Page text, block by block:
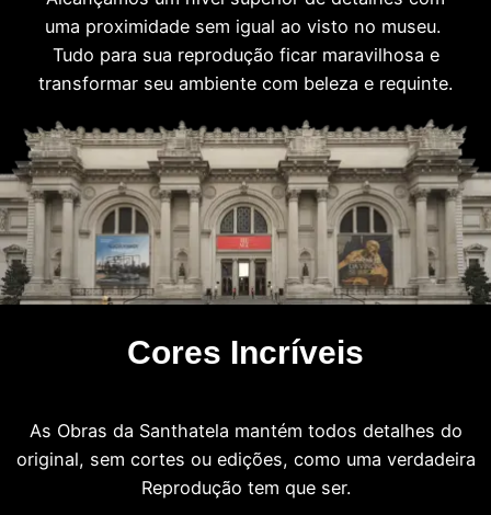
uma proximidade sem igual ao visto no museu.
Tudo para sua reprodução ficar maravilhosa e
transformar seu ambiente com beleza e requinte.
Cores Incríveis
As Obras da Santhatela mantém todos detalhes do
original, sem cortes ou edições, como uma verdadeira
Reprodução tem que ser.